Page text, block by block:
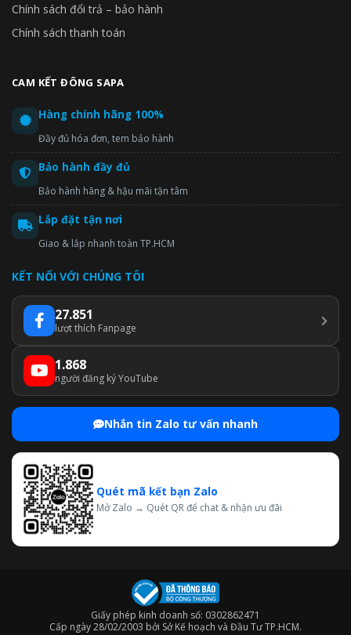
Chính sách đổi trả – bảo hành
Chính sách thanh toán
CAM KẾT ĐÔNG SAPA
Hàng chính hãng 100%
Đầy đủ hóa đơn, tem bảo hành
Bảo hành đầy đủ
Bảo hành hãng & hậu mãi tận tâm
Lắp đặt tận nơi
Giao & lắp nhanh toàn TP.HCM
KẾT NỐI VỚI CHÚNG TÔI
27.851
lượt thích Fanpage
1.868
người đăng ký YouTube
Nhắn tin Zalo tư vấn nhanh
Quét mã kết bạn Zalo
Mở Zalo → Quét QR để chat & nhận ưu đãi
Giấy phép kinh doanh số: 0302862471
Cấp ngày 28/02/2003 bởi Sở Kế hoạch và Đầu Tư TP.HCM.